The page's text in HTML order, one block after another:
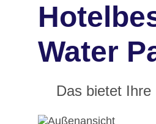
Water
Das bietet